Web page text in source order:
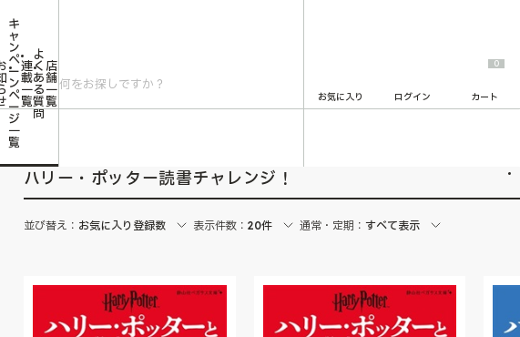
キ
ャ
ン
ペ
ー
ン
ペ
ー
ジ
一
覧
連
載
一
覧
よ
く
あ
る
質
問
店
舗
一
覧
お気に入り ログイン
0
カート
チャレンジ！
ハリー・ポッター読書チャレンジ！
並び替え： お気に入り登録数 表示件数： 20件 通常・定期： すべて表示